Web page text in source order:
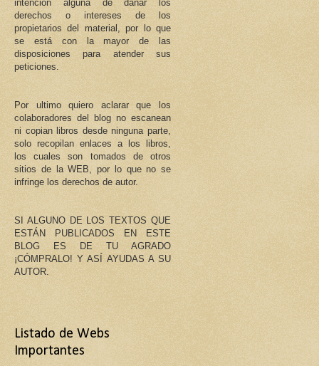
intención alguna de dañar los
derechos o intereses de los
propietarios del material, por lo que
se está con la mayor de las
disposiciones para atender sus
peticiones.
Por ultimo quiero aclarar que los
colaboradores del blog no escanean
ni copian libros desde ninguna parte,
solo recopilan enlaces a los libros,
los cuales son tomados de otros
sitios de la WEB, por lo que no se
infringe los derechos de autor.
SI ALGUNO DE LOS TEXTOS QUE
ESTÁN PUBLICADOS EN ESTE
BLOG ES DE TU AGRADO
¡CÓMPRALO! Y ASÍ AYUDAS A SU
AUTOR.
Listado de Webs
Importantes